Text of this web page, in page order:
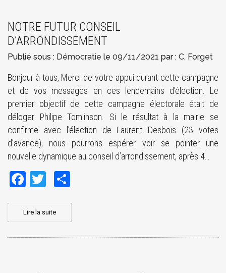
NOTRE FUTUR CONSEIL
D’ARRONDISSEMENT
Publié sous : Démocratie le 09/11/2021 par : C. Forget
Bonjour à tous, Merci de votre appui durant cette campagne
et de vos messages en ces lendemains d’élection. Le
premier objectif de cette campagne électorale était de
déloger Philipe Tomlinson. Si le résultat à la mairie se
confirme avec l’élection de Laurent Desbois (23 votes
d’avance), nous pourrons espérer voir se pointer une
nouvelle dynamique au conseil d’arrondissement, après 4…
FacebookTwitter
Lire la suite